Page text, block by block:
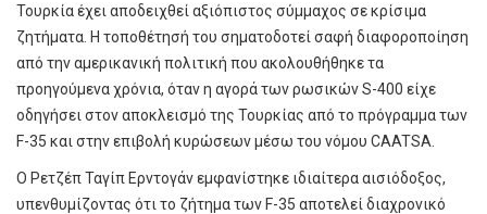
Τουρκία έχει αποδειχθεί αξιόπιστος σύμμαχος σε κρίσιμα
ζητήματα. Η τοποθέτησή του σηματοδοτεί σαφή διαφοροποίηση
από την αμερικανική πολιτική που ακολουθήθηκε τα
προηγούμενα χρόνια, όταν η αγορά των ρωσικών S-400 είχε
οδηγήσει στον αποκλεισμό της Τουρκίας από το πρόγραμμα των
F-35 και στην επιβολή κυρώσεων μέσω του νόμου CAATSA.
Ο Ρετζέπ Ταγίπ Ερντογάν εμφανίστηκε ιδιαίτερα αισιόδοξος,
υπενθυμίζοντας ότι το ζήτημα των F-35 αποτελεί διαχρονικό